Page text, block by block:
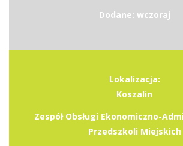
Dodane: wczoraj
Lokalizacja:
Koszalin
Zespół Obsługi Ekonomiczno-
Przedszkoli Miejskich